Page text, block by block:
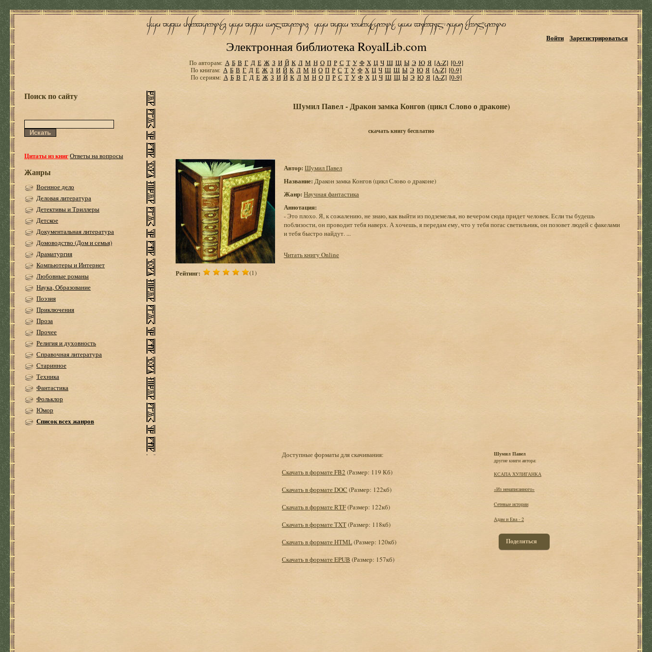
Электронная библиотека RoyalLib.com
Войти Зарегистрироваться
По авторам: А Б В Г Д Е Ж З И Й К Л М Н О П Р С Т У Ф Х Ц Ч Ш Щ Ы Э Ю Я [A-Z] [0-9]
По книгам: А Б В Г Д Е Ж З И Й К Л М Н О П Р С Т У Ф Х Ц Ч Ш Щ Ы Э Ю Я [A-Z] [0-9]
По сериям: А Б В Г Д Е Ж З И Й К Л М Н О П Р С Т У Ф Х Ц Ч Ш Щ Ы Э Ю Я [A-Z] [0-9]
Поиск по сайту
Цитаты из книгОтветы на вопросы
Жанры
Военное дело
Деловая литература
Детективы и Триллеры
Детское
Документальная литература
Домоводство (Дом и семья)
Драматургия
Компьютеры и Интернет
Любовные романы
Наука, Образование
Поэзия
Приключения
Проза
Прочее
Религия и духовность
Справочная литература
Старинное
Техника
Фантастика
Фольклор
Юмор
Список всех жанров
Шумил Павел - Дракон замка Конгов (цикл Слово о драконе)
скачать книгу бесплатно
Рейтинг: (1)
Автор: Шумил Павел
Название: Дракон замка Конгов (цикл Слово о драконе)
Жанр: Научная фантастика
Аннотация:
- Это плохо. Я, к сожалению, не знаю, как выйти из подземелья, но вечером сюда придет человек. Если ты будешь
поблизости, он проводит тебя наверх. А хочешь, я передам ему, что у тебя погас светильник, он позовет людей с факелами
и тебя быстро найдут. ...
Читать книгу Online
Доступные форматы для скачивания:
Скачать в формате FB2 (Размер: 119 Кб)
Скачать в формате DOC (Размер: 122кб)
Скачать в формате RTF(Размер: 122кб)
Скачать в формате TXT(Размер: 118кб)
Скачать в формате HTML(Размер: 120кб)
Скачать в формате EPUB (Размер: 157кб)
Шумил Павел
другие книги автора:
КСАПА ХУЛИГАНКА
«Из ненаписанного»
Cетевые истории
Адам и Ева - 2
Поделиться